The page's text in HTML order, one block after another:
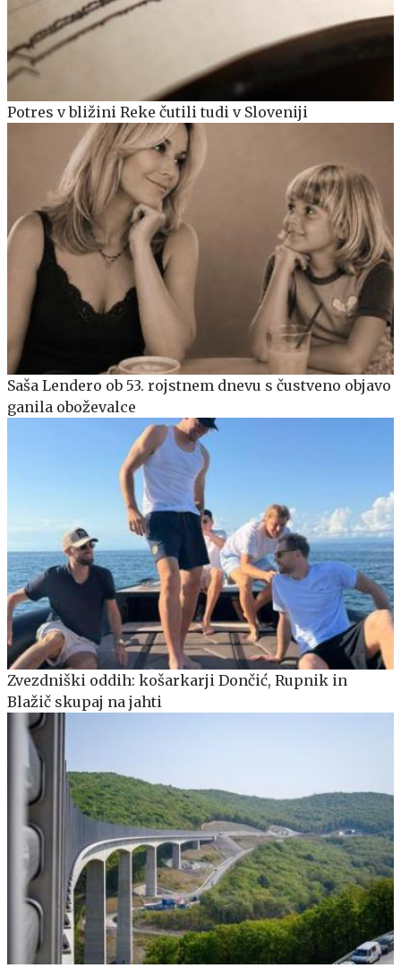
Potres v bližini Reke čutili tudi v Sloveniji
Saša Lendero ob 53. rojstnem dnevu s čustveno objavo
ganila oboževalce
Zvezdniški oddih: košarkarji Dončić, Rupnik in
Blažič skupaj na jahti